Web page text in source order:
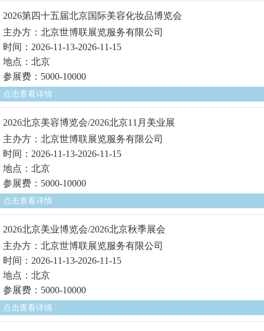
2026第四十五届北京国际美容化妆品博览会
主办方：北京世博联展览服务有限公司
时间：2026-11-13-2026-11-15
地点：北京
参展费：5000-10000
点击查看详情
2026北京美容博览会/2026北京11月美业展
主办方：北京世博联展览服务有限公司
时间：2026-11-13-2026-11-15
地点：北京
参展费：5000-10000
点击查看详情
2026北京美业博览会/2026北京秋季展会
主办方：北京世博联展览服务有限公司
时间：2026-11-13-2026-11-15
地点：北京
参展费：5000-10000
点击查看详情